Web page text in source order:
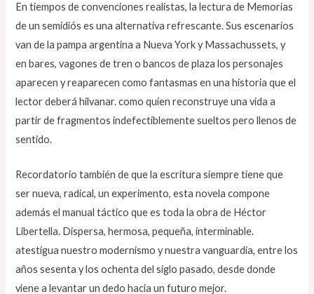
En tiempos de convenciones realistas, la lectura de Memorias
de un semidiós es una alternativa refrescante. Sus escenarios
van de la pampa argentina a Nueva York y Massachussets, y
en bares, vagones de tren o bancos de plaza los personajes
aparecen y reaparecen como fantasmas en una historia que el
lector deberá hilvanar. como quien reconstruye una vida a
partir de fragmentos indefectiblemente sueltos pero llenos de
sentido.
Recordatorio también de que la escritura siempre tiene que
ser nueva, radical, un experimento, esta novela compone
además el manual táctico que es toda la obra de Héctor
Libertella. Dispersa, hermosa, pequeña, interminable.
atestigua nuestro modernismo y nuestra vanguardia, entre los
años sesenta y los ochenta del siglo pasado, desde donde
viene a levantar un dedo hacia un futuro mejor.